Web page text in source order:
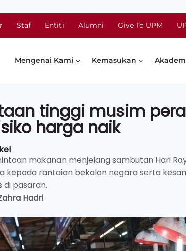
Staf Entiti Alumni Give To UPM
Mengenai Kami Kemasukan
tinggi musim
harga naik
makanan menjelang sambutan Hari
kepada rantaian bekalan negara serta
di pasaran.
Hadri